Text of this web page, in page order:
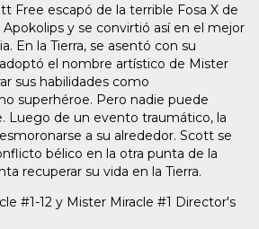
Free escapó de la terrible Fosa X de
Apokolips y se convirtió así en el mejor
En la Tierra, se asentó con su
el nombre artístico de Mister
sus habilidades como
superhéroe. Pero nadie puede
Luego de un evento traumático, la
a su alrededor. Scott se
bélico en la otra punta de la
recuperar su vida en la Tierra.
#1-12 y Mister Miracle #1 Director's